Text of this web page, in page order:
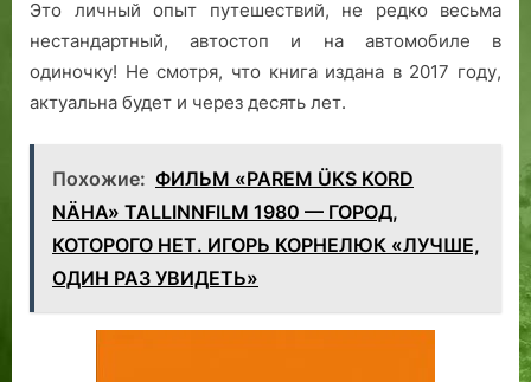
Это личный опыт путешествий, не редко весьма
нестандартный, автостоп и на автомобиле в
одиночку! Не смотря, что книга издана в 2017 году,
актуальна будет и через десять лет.
Похожие: ФИЛЬМ «PAREM ÜKS KORD
NÄHA» TALLINNFILM 1980 — ГОРОД,
КОТОРОГО НЕТ. ИГОРЬ КОРНЕЛЮК «ЛУЧШЕ,
ОДИН РАЗ УВИДЕТЬ»